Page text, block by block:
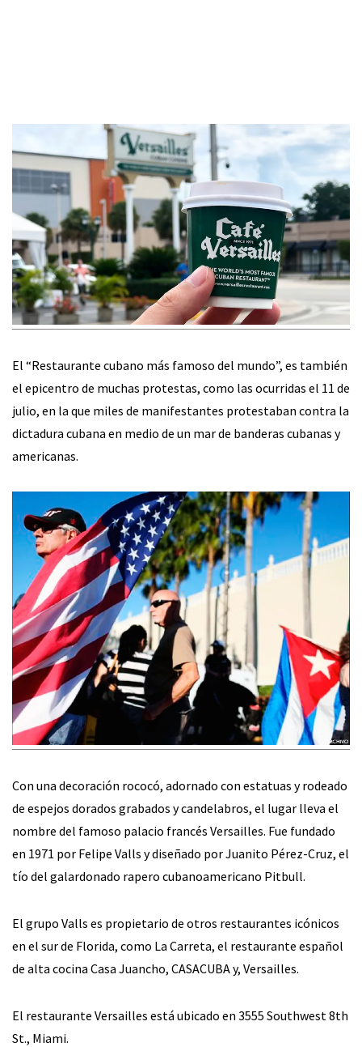
El “Restaurante cubano más famoso del mundo”, es también
el epicentro de muchas protestas, como las ocurridas el 11 de
julio, en la que miles de manifestantes protestaban contra la
dictadura cubana en medio de un mar de banderas cubanas y
americanas.
Con una decoración rococó, adornado con estatuas y rodeado
de espejos dorados grabados y candelabros, el lugar lleva el
nombre del famoso palacio francés Versailles. Fue fundado
en 1971 por Felipe Valls y diseñado por Juanito Pérez-Cruz, el
tío del galardonado rapero cubanoamericano Pitbull.
El grupo Valls es propietario de otros restaurantes icónicos
en el sur de Florida, como La Carreta, el restaurante español
de alta cocina Casa Juancho, CASACUBA y, Versailles.
El restaurante Versailles está ubicado en 3555 Southwest 8th
St., Miami.